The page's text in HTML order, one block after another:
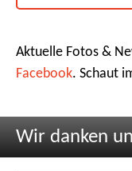
Aktuelle Fotos &
Facebook. Schaut
Wir danken